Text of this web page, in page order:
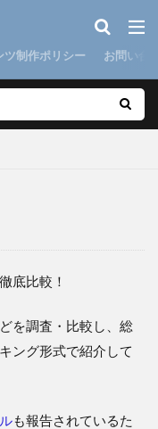
ツ制作ポリシー お問い合
底比較！
を調査・比較し、総
ング形式で紹介して
も報告されているた